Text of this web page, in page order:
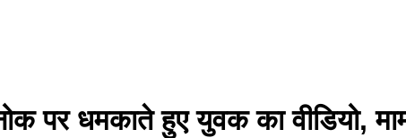
पर धमकाते हुए युवक का वीडियो,